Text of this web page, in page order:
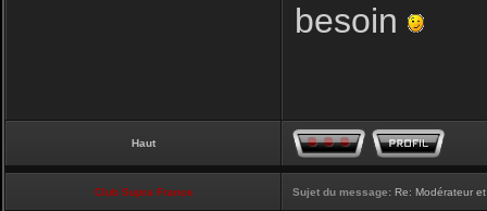
besoin
Haut
Club Supra France Sujet du message: Re: Modérateur